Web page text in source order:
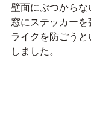
壁面にぶつからな
窓にステッカー
ライクを防ごう
しました。